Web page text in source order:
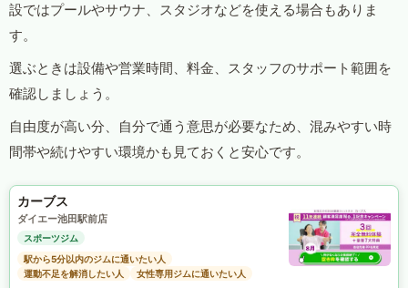
設ではプールやサウナ、スタジオなどを使える場合もありま
す。
選ぶときは設備や営業時間、料金、スタッフのサポート範囲を
確認しましょう。
自由度が高い分、自分で通う意思が必要なため、混みやすい時
間帯や続けやすい環境かも見ておくと安心です。
カーブス
ダイエー池田駅前店
スポーツジム
駅から5分以内のジムに通いたい人
運動不足を解消したい人
女性専用ジムに通いたい人